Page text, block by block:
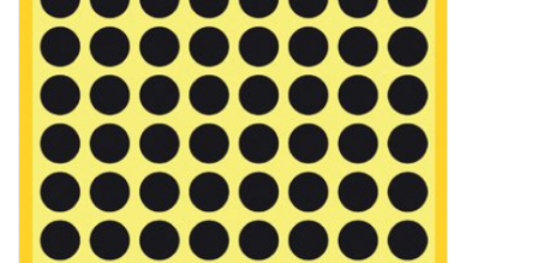
Büroeinrichtung
Marken